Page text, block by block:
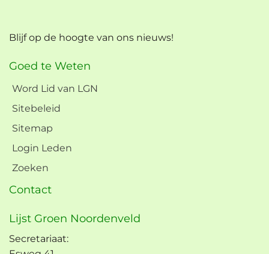
Blijf op de hoogte van ons nieuws!
Goed te Weten
Word Lid van LGN
Sitebeleid
Sitemap
Login Leden
Zoeken
Contact
Lijst Groen Noordenveld
Secretariaat: